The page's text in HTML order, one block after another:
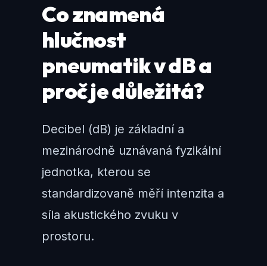
Co znamená
hlučnost
pneumatik v dB a
proč je důležitá?
Decibel (dB) je základní a
mezinárodně uznávaná fyzikální
jednotka, kterou se
standardizovaně měří intenzita a
síla akustického zvuku v
prostoru.